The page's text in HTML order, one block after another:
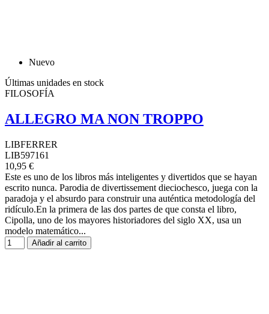
Nuevo
Últimas unidades en stock
FILOSOFÍA
ALLEGRO MA NON TROPPO
LIBFERRER
LIB597161
10,95 €
Este es uno de los libros más inteligentes y divertidos que se hayan
escrito nunca. Parodia de divertissement dieciochesco, juega con la
paradoja y el absurdo para construir una auténtica metodología del
ridículo.En la primera de las dos partes de que consta el libro,
Cipolla, uno de los mayores historiadores del siglo XX, usa un
modelo matemático...
Añadir al carrito